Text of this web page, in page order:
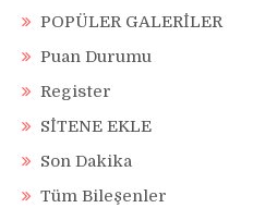
POPÜLER GALERİLER
Puan Durumu
Register
SİTENE EKLE
Son Dakika
Tüm Bileşenler